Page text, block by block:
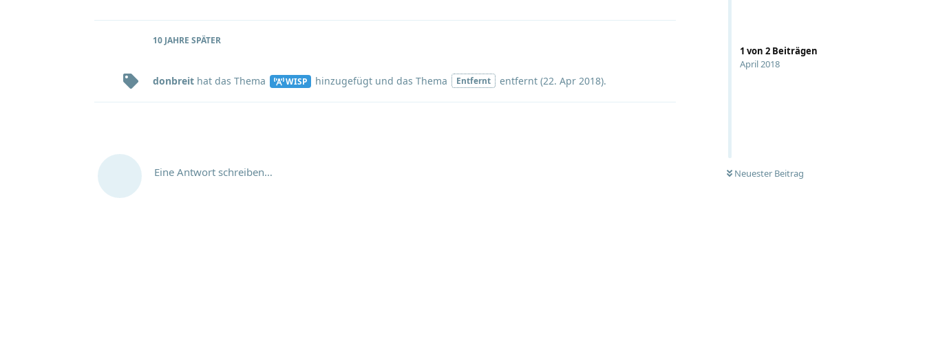
1 von 2 Beiträgen
April 2018
Neuester Beitrag
10 JAHRE SPÄTER
donbreit hat das Thema WISP hinzugefügt und das Thema Entfernt entfernt (22. Apr 2018).
Eine Antwort schreiben…